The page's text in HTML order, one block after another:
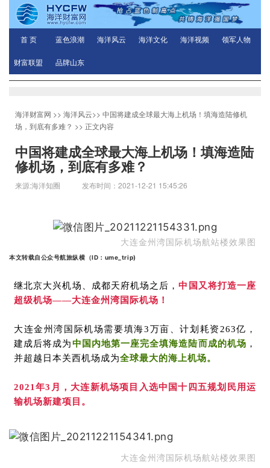
首 页 蓝色浪潮 海洋风云 海洋文化 海洋视频 领军人物
财富联盟 品牌山东
海洋财富网 >> 海洋风云>> 中国将建成全球最大海上机场！填海造陆修机
场，到底有多难？ >> 正文内容
中国将建成全球最大海上机场！填海造陆
修机场，到底有多难？
来源:海洋知圈 发布时间：2021-12-21 15:45:26
大连金州湾国际机场航站楼效果图
本文转载自公众号航旅纵横（ID：ume_trip)
继北京大兴机场、成都天府机场之后，中国又将打造一座
超级机场——大连金州湾国际机场！
大连金州湾国际机场需要填海3万亩、计划耗资263亿，
建成后将成为中国内地第一座完全填海造陆而成的机场 ，
并超越日本关西机场成为全球最大的海上机场。
2021年3月，大连新机场项目入选中国十四五规划民用运
输机场新建项目。
大连金州湾国际机场航站楼效果图